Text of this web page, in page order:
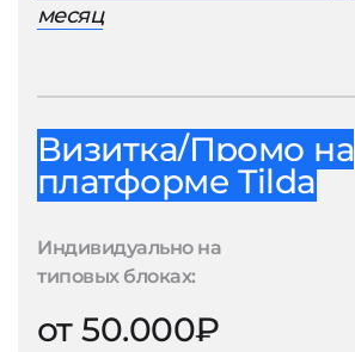
месяц
Визитка/Промо на
платформе Tilda
Индивидуально на
типовых блоках:
от 50.000₽